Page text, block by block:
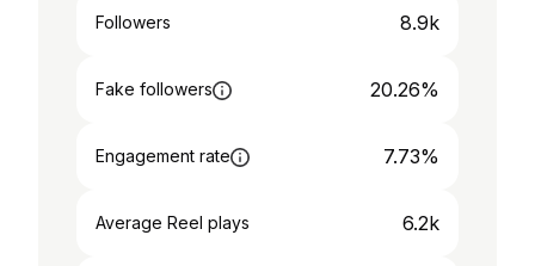
Followers 8.9k
Fake followers 20.26%
Engagement rate 7.73%
Average Reel plays 6.2k